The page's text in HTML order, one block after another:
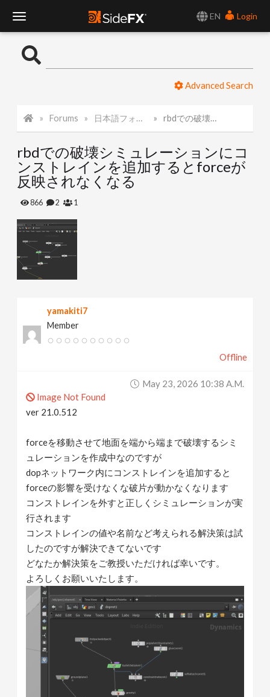
EN
Login
o
l
e
N
Advanced Search
Forums 日本語フォーラム rbdでの破壊シミュレーションにコンストレインを追加するとforceが反映されなくなる
rbdでの破壊シミュレーションにコ
ンストレインを追加するとforceが
反映されなくなる
866 2 1
yamakiti7
Member
Offline
May 23, 2026 10:38 A.m.
Image Not Found
ver 21.0.512
forceを移動させて地面を端から端まで破壊するシミ
ュレーションを作成中なのですが
dopネットワーク内にコンストレインを追加すると
forceの影響を受けなくな破片が動かなくなります
コンストレインを外すと正しくシミュレーションが実
行されます
コンストレインの値や名前など考えられる解決策は試
したのですが解決できてないです
どなたか解決策をご教授いただければ幸いです。
よろしくお願いいたします。